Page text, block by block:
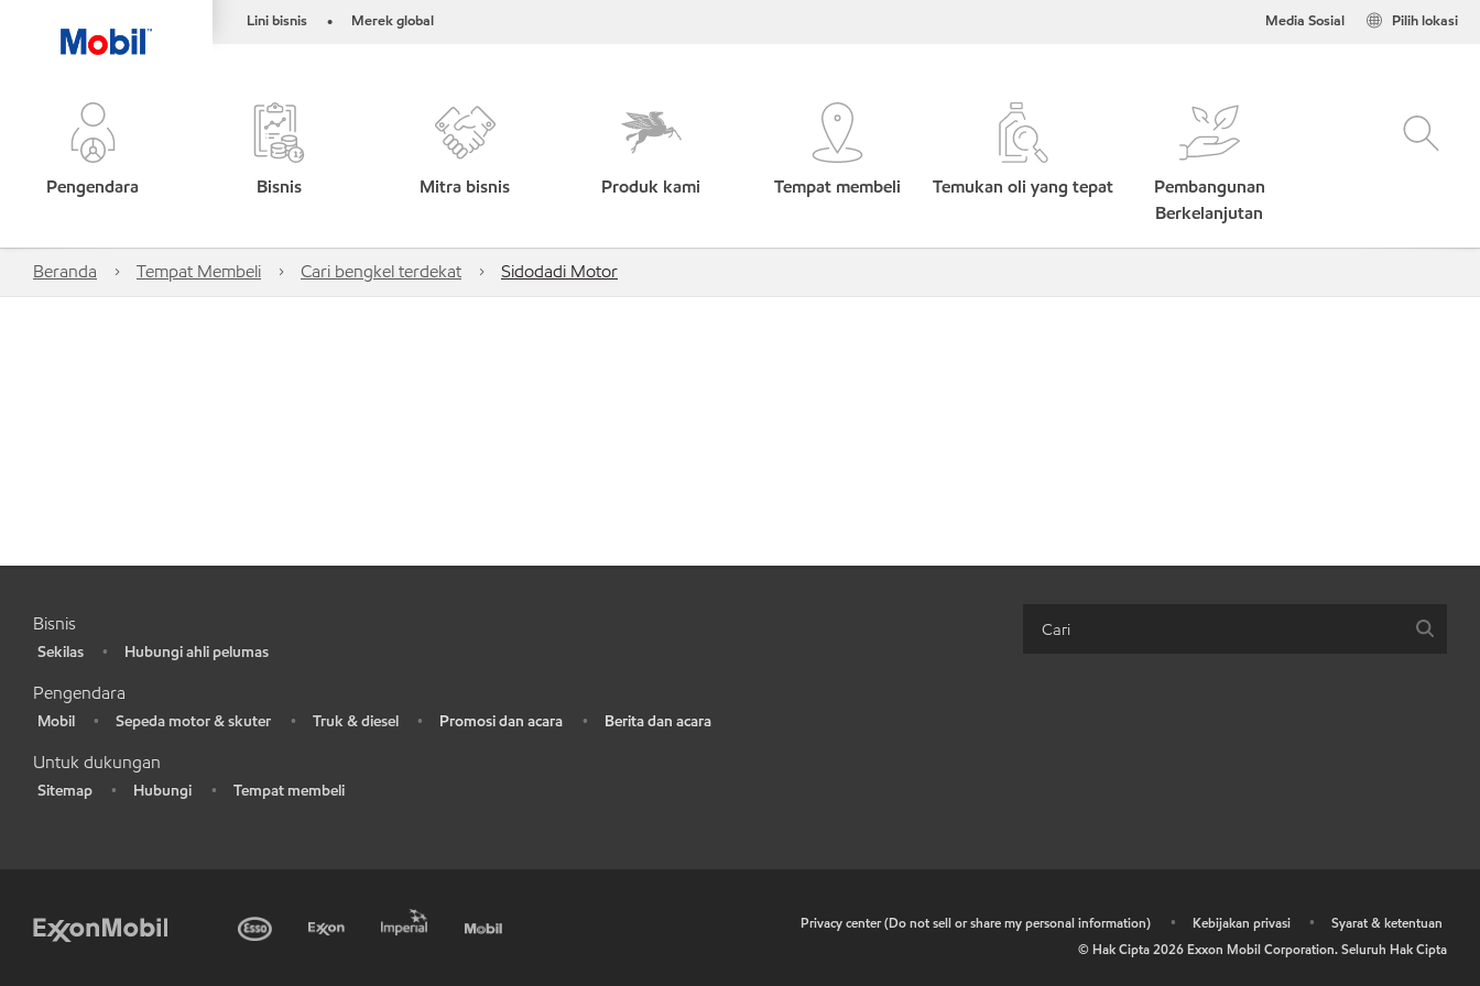
Lini bisnis • Merek global Pilih lokasi
Media Sosial
Pengendara Bisnis Mitra bisnis Produk kami Tempat membeli Temukan oli yang tepat
Pembangunan
Berkelanjutan
Beranda Tempat Membeli Cari bengkel terdekat Sidodadi Motor
Bisnis
Sekilas • Hubungi ahli pelumas
Pengendara
Mobil • Sepeda motor & skuter • Truk & diesel • Promosi dan acara • Berita dan acara
Untuk dukungan
Sitemap • Hubungi • Tempat membeli
Privacy center (Do not sell or share my personal information) • Kebijakan privasi •
Syarat & ketentuan
© Hak Cipta2026 Exxon Mobil Corporation. Seluruh Hak Cipta